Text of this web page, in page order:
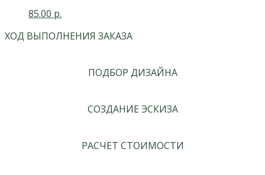
85.00 р.
ХОД ВЫПОЛНЕНИЯ ЗАКАЗА
ПОДБОР ДИЗАЙНА
СОЗДАНИЕ ЭСКИЗА
РАСЧЕТ СТОИМОСТИ